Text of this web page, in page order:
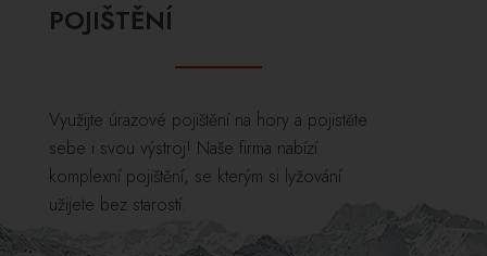
POJIŠTĚNÍ
Využijte úrazové pojištění na hory a pojistěte
sebe i svou výstroj! Naše firma nabízí
komplexní pojištění, se kterým si lyžování
užijete bez starostí.